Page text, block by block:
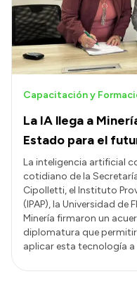
Transparencia
Presupuesto
Boletín Oficial
Compras y
Consulta de pago a
Convocatorias
Intranet
Login
La IA llega a
Estado para el
Capacitación y
La inteligencia artificial
cotidiano de la
Cipolletti, el Instituto
(IPAP), la Universidad de
Minería firmaron un
diplomatura que
aplicar esta tecnología